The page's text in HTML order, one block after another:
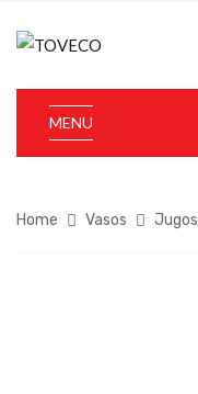
MENU
Home Vasos Jugos